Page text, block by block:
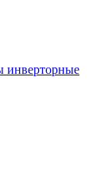
инверторные